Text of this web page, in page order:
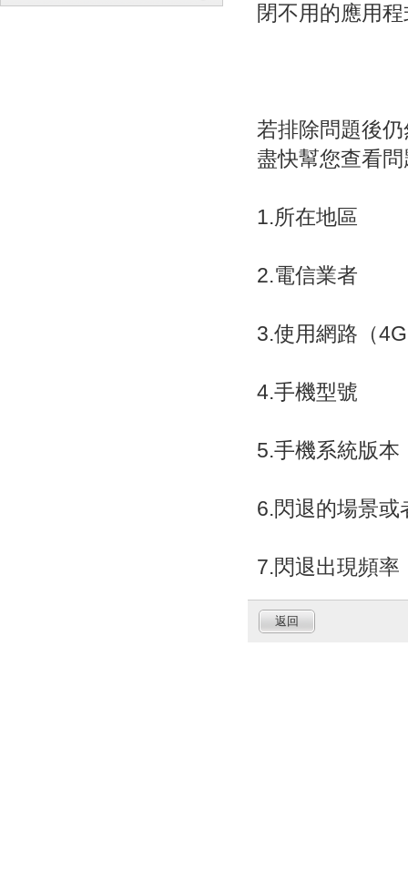
閉不用的應用
若排除問題後
盡快幫您查看
1.所在地區
2.電信業者
3.使用網路（
4.手機型號
5.手機系統版本
6.閃退的場景或
7.閃退出現頻率
返回